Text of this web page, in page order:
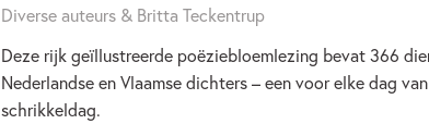
Diverse auteurs & Britta Teckentrup
Deze rijk geïllustreerde poëziebloemlezing bevat 366
Nederlandse en Vlaamse dichters – een voor elke dag
schrikkeldag.